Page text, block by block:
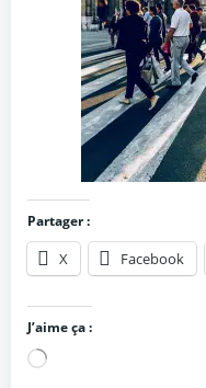
Partager :
X Facebook
J’aime ça :
Chargement…